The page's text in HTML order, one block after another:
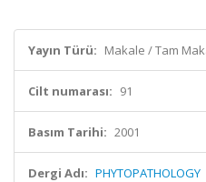
Yayın Türü: Makale / Tam
Cilt numarası: 91
Basım Tarihi: 2001
Dergi Adı: PHYTOPATHOLOGY